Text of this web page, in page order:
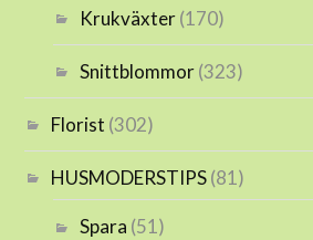
Krukväxter(170)
Snittblommor(323)
Florist (302)
HUSMODERSTIPS(81)
Spara (51)